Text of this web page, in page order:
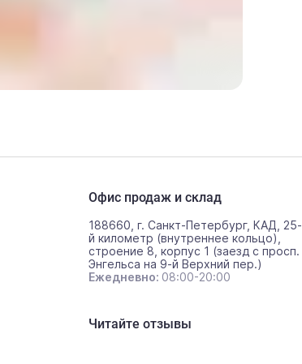
Офис продаж и склад
188660, г. Санкт-Петербург, КАД, 25-
й километр (внутреннее кольцо),
строение 8, корпус 1 (заезд с просп.
Энгельса на 9-й Верхний пер.)
Ежедневно: 08:00-20:00
Читайте отзывы